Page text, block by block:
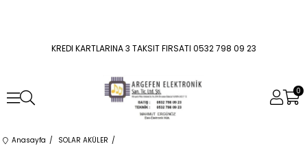
KREDI KARTLARINA 3 TAKSIT FIRSATI 0532 798 09 23
0
Anasayfa SOLAR AKÜLER